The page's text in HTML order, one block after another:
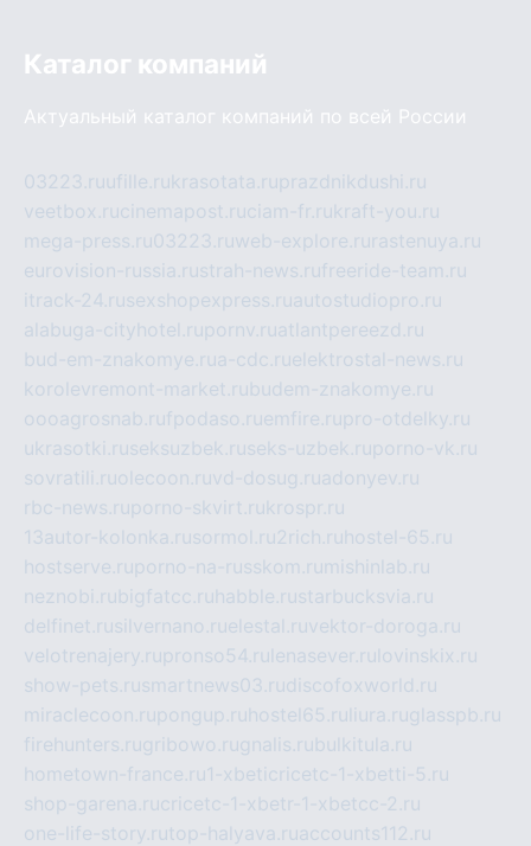
Каталог компаний
Актуальный каталог компаний по всей России
03223.ruufille.rukrasotata.ruprazdnikdushi.ru
veetbox.rucinemapost.ruciam-fr.rukraft-you.ru
mega-press.ru03223.ruweb-explore.ru rastenuya.ru
eurovision-russia.rustrah-news.rufreeride-team.ru
itrack-24.rusexshopexpress.ruautostudiopro.ru
alabuga-cityhotel.rupornv.ruatlantpereezd.ru
bud-em-znakomye.rua-cdc.ruelektrostal-news.ru
korolevremont-market.rubudem-znakomye.ru
oooagrosnab.rufpodaso.ruemfire.rupro-otdelky.ru
ukrasotki.ruseksuzbek.ruseks-uzbek.ruporno-vk.ru
sovratili.ruolecoon.ruvd-dosug.ruadonyev.ru
rbc-news.ruporno-skvirt.rukrospr.ru
13autor-kolonka.rusormol.ru2rich.ru hostel-65.ru
hostserve.ruporno-na-russkom.ru mishinlab.ru
neznobi.rubigfatcc.ru habble.rustarbucksvia.ru
delfinet.rusilvernano.ruelestal.ruvektor-doroga.ru
velotrenajery.rupronso54.ru lenasever.ru lovinskix.ru
show-pets.rusmartnews03.rudiscofoxworld.ru
miraclecoon.rupongup.ru hostel65.ru liura.ruglasspb.ru
firehunters.rugribowo.rugnalis.rubulkitula.ru
hometown-france.ru1-xbeticricetc-1-xbetti-5.ru
shop-garena.rucricetc-1-xbetr-1-xbetcc-2.ru
one-life-story.rutop-halyava.ruaccounts112.ru